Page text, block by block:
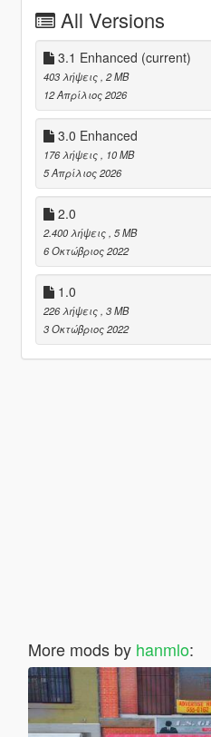
All Versions
3.1 Enhanced (current)
403 λήψεις , 2 MB
12 Απρίλιος 2026
3.0 Enhanced
176 λήψεις
, 10 MB
5 Απρίλιος 2026
2.0
2.400 λήψεις , 5 MB
6 Οκτώβριος 2022
1.0
226 λήψεις , 3 MB
3 Οκτώβριος 2022
More mods by hanmlo: